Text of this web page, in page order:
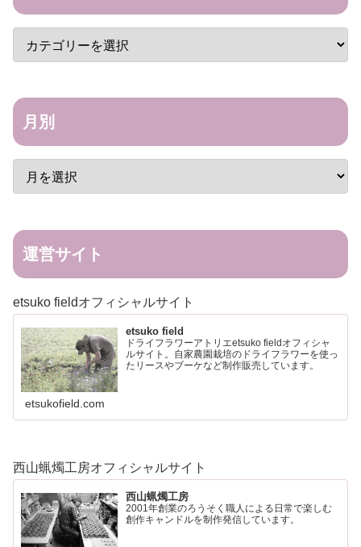
月別
運営サイト
etsuko fieldオフィシャルサイト
etsuko field
ドライフラワーアトリエetsuko fieldオフィシャ
ルサイト。自家農園栽培のドライフラワーを使っ
たリースやブーケなど制作販売しています。
etsukofield.com
西山蝋燭工房オフィシャルサイト
西山蝋燭工房
2001年創業のろうそく職人による日常で楽しむ
創作キャンドルを制作発信しています。